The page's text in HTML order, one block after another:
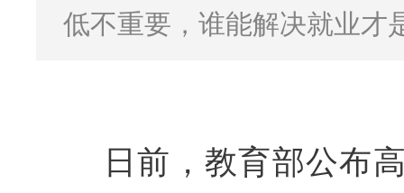
低不重要，谁能解决就业才
日前，教育部公布高